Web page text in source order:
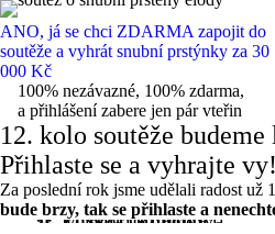
ANO, já se chci ZDARMA zapojit do
soutěže a vyhrát snubní prstýnky za 30
000 Kč
100% nezávazné, 100% zdarma,
a přihlášení zabere jen pár vteřin
12. kolo soutěže budeme
Přihlaste se a vyhrajte vy!
Za poslední rok jsme udělali radost už
bude brzy, tak se přihlaste a
🏆 Eliška Coufalová
🏆 Zuzana Grulichová
🏆 Markéta Rohelová